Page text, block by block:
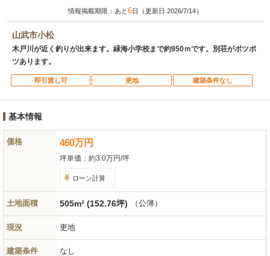
情報掲載期限：あと6日（更新日 2026/7/14）
山武市小松
木戸川が近く釣りが出来ます。緑海小学校まで約950ｍです。別荘がポツポ
ツあります。
即引渡し可 更地 建築条件なし
基本情報
価格 460万円
坪単価： 約3.0万円/坪
ローン計算
土地面積 505m² (152.76坪) （公簿）
現況 更地
建築条件 なし